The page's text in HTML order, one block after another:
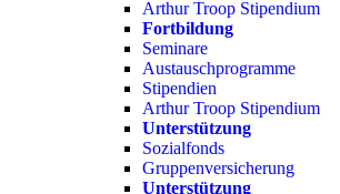
Arthur Troop Stipendium
Fortbildung
Seminare
Austauschprogramme
Stipendien
Arthur Troop Stipendium
Unterstützung
Sozialfonds
Gruppenversicherung
Unterstützung